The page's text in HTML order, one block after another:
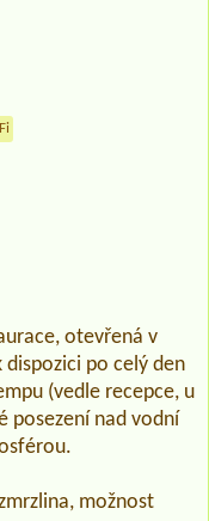
otevřená v
po celý den
(vedle recepce, u
posezení nad vodní
možnost